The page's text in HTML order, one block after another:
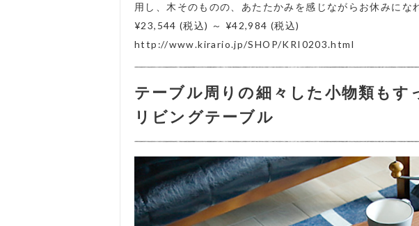
用し、木そのものの、あたたかみを感じながらお休みにな
¥23,544 (税込) ～ ¥42,984 (税込)
http://www.kirario.jp/SHOP/KRI0203.html
テーブル周りの細々した小物類もす
リビングテーブル